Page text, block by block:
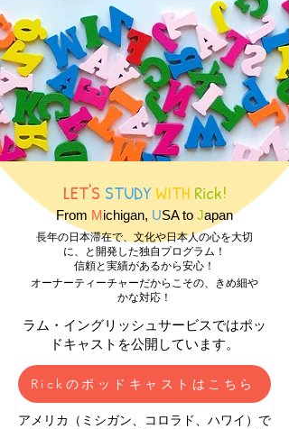
LET'S STUDY WITH Rick!
From Michigan, USA to Japan
長年の日本滞在で、文化や日本人の心を大切
に、と開発した独自プログラム！
​信頼と実績があるから安心！
オーナーティーチャーだからこその、きめ細や
かな対応！
ラム・イングリッシュサービスではポッ
ドキャストを公開しています。
Rickのポッドキャストはこちら
アメリカ（ミシガン、コロラド、ハワイ）で